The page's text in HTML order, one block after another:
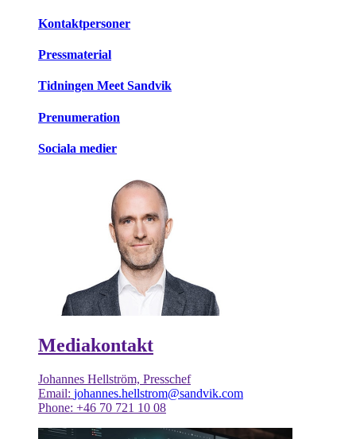
Kontaktpersoner
Pressmaterial
Tidningen Meet Sandvik
Prenumeration
Sociala medier
Mediakontakt
Johannes Hellström, Presschef
Email: johannes.hellstrom@sandvik.com
Phone: +46 70 721 10 08